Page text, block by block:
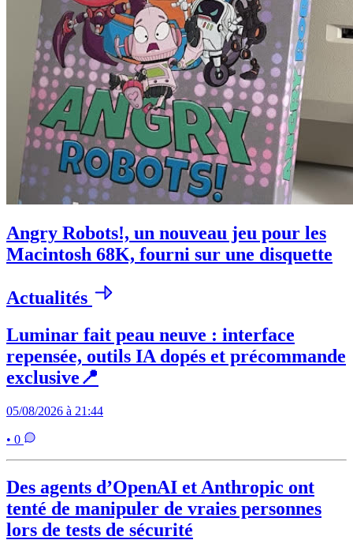
Angry Robots!, un nouveau jeu pour les
Macintosh 68K, fourni sur une disquette
Actualités
Luminar fait peau neuve : interface
repensée, outils IA dopés et précommande
exclusive📍
05/08/2026 à 21:44
• 0
Des agents d’OpenAI et Anthropic ont
tenté de manipuler de vraies personnes
lors de tests de sécurité